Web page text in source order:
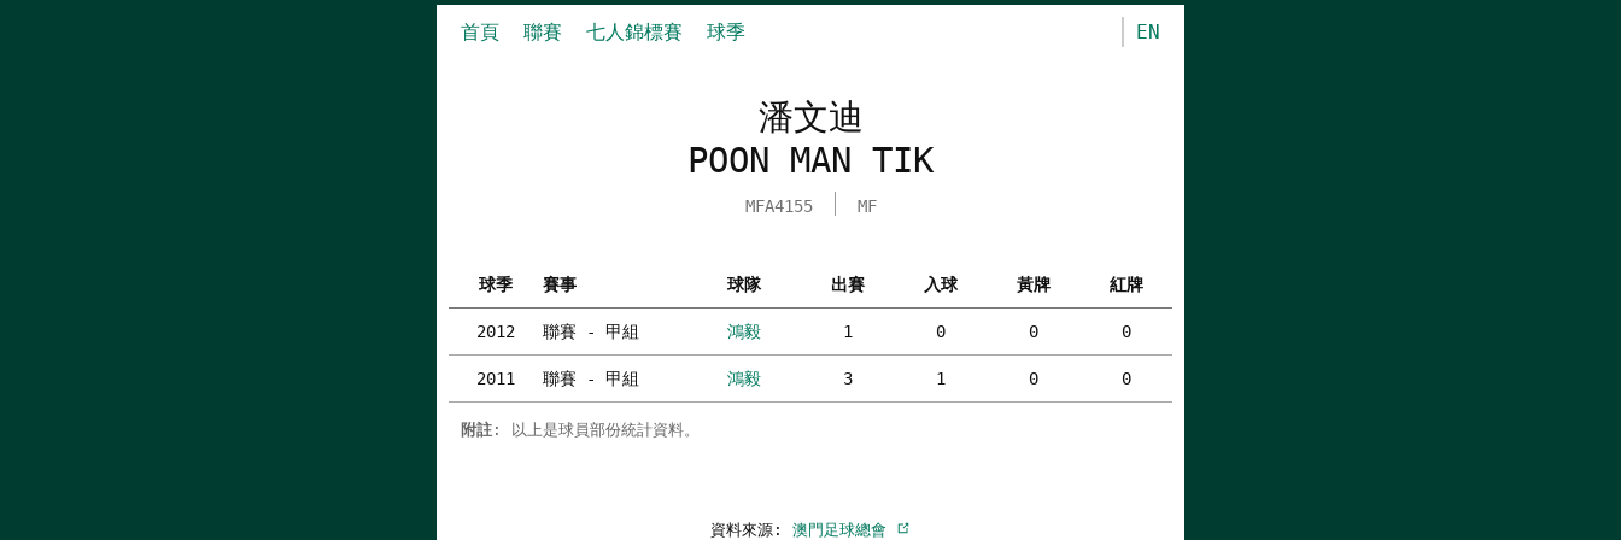
首頁 聯賽 七人錦標賽 球季 EN
潘文迪
POON MAN TIK
MFA4155 MF
球季 賽事 球隊 出賽 入球 黃牌 紅牌
2012 聯賽 - 甲組 鴻毅 1 0 0 0
2011 聯賽 - 甲組 鴻毅 3 1 0 0
附註 : 以上是球員部份統計資料。
資料來源: 澳門足球總會